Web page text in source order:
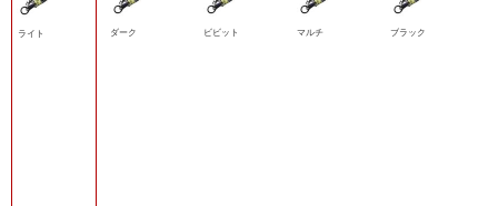
ライト ダーク ビビット マルチ ブラック